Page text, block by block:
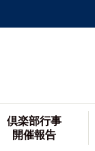
倶楽部行事
開催報告